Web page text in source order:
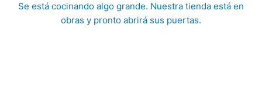
Se está cocinando algo grande. Nuestra tienda está en
obras y pronto abrirá sus puertas.